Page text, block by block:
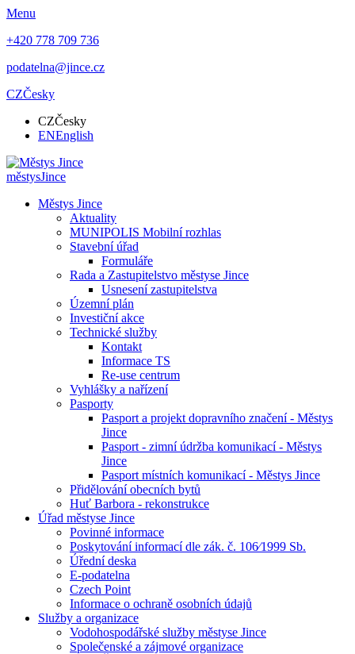
Menu
+420 778 709 736
podatelna@jince.cz
CZČesky
CZČesky
ENEnglish
městysJince
Městys Jince
Aktuality
MUNIPOLIS Mobilní rozhlas
Stavební úřad
Formuláře
Rada a Zastupitelstvo městyse Jince
Usnesení zastupitelstva
Územní plán
Investiční akce
Technické služby
Kontakt
Informace TS
Re-use centrum
Vyhlášky a nařízení
Pasporty
Pasport a projekt dopravního značení - Městys
Jince
Pasport - zimní údržba komunikací - Městys
Jince
Pasport místních komunikací - Městys Jince
Přidělování obecních bytů
Huť Barbora - rekonstrukce
Úřad městyse Jince
Povinné informace
Poskytování informací dle zák. č. 106⁄1999 Sb.
Úřední deska
E-podatelna
Czech Point
Informace o ochraně osobních údajů
Služby a organizace
Vodohospodářské služby městyse Jince
Společenské a zájmové organizace